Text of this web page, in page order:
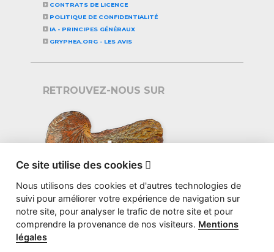
CONTRATS DE LICENCE
POLITIQUE DE CONFIDENTIALITÉ
IA - PRINCIPES GÉNÉRAUX
GRYPHEA.ORG - LES AVIS
RETROUVEZ-NOUS SUR
Ce site utilise des cookies 
Nous utilisons des cookies et d'autres technologies de
suivi pour améliorer votre expérience de navigation sur
notre site, pour analyser le trafic de notre site et pour
comprendre la provenance de nos visiteurs. Mentions
légales